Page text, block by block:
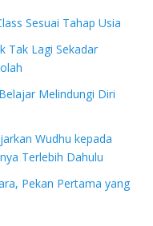
Sesuai Tahap Usia
Tak Lagi Sekadar
Melindungi Diri
Wudhu kepada
Terlebih Dahulu
Pekan Pertama yang